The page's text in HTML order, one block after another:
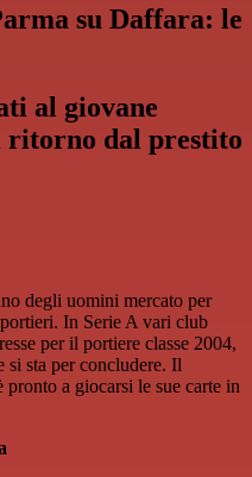
su Daffara: le
al giovane
ritorno dal prestito
degli uomini mercato per
In Serie A vari club
per il portiere classe 2004,
sta per concludere. Il
a giocarsi le sue carte in